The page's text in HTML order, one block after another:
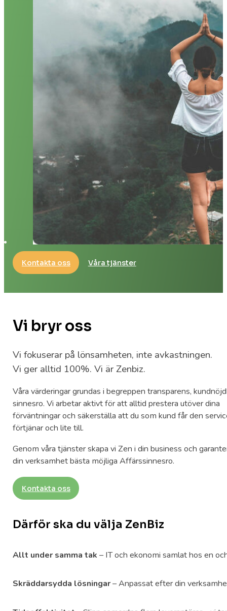
Kontakta oss Våra tjänster
Vi bryr oss
Vi fokuserar på lönsamheten, inte avkastningen.
Vi ger alltid 100%. Vi är Zenbiz.
Våra värderingar grundas i begreppen transparens,
sinnesro. Vi arbetar aktivt för att alltid prestera utöver dina
förväntningar och säkerställa att du som kund får den
förtjänar och lite till.
Genom våra tjänster skapa vi Zen i din business och
din verksamhet bästa möjliga Affärssinnesro.
Kontakta oss
Därför ska du välja ZenBiz
Allt under samma tak – IT och ekonomi samlat hos en
Skräddarsydda lösningar– Anpassat efter din